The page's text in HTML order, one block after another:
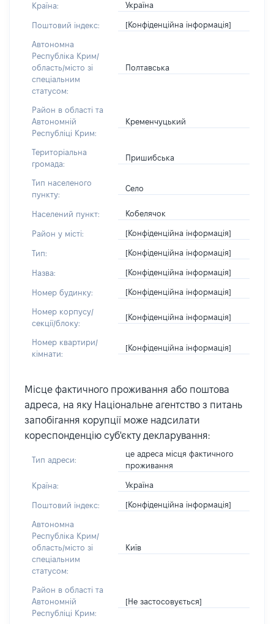
Країна: Україна
Поштовий індекс: [Конфіденційна інформація]
Автономна
Республіка Крим/
область/місто зі
спеціальним
статусом:
Полтавська
Район в області та
Автономній
Республіці Крим:
Кременчуцький
Територіальна
громада:
Пришибська
Тип населеного
пункту:
Село
Населений пункт: Кобелячок
Район у місті: [Конфіденційна інформація]
Тип: [Конфіденційна інформація]
Назва: [Конфіденційна інформація]
Номер будинку: [Конфіденційна інформація]
Номер корпусу/
секції/блоку:
[Конфіденційна інформація]
Номер квартири/
кімнати:
[Конфіденційна інформація]
Місце фактичного проживання або поштова
адреса, на яку Національне агентство з питань
запобігання корупції може надсилати
кореспонденцію суб'єкту декларування:
Тип адреси:
це адреса місця фактичного
проживання
Країна: Україна
Поштовий індекс: [Конфіденційна інформація]
Автономна
Республіка Крим/
область/місто зі
спеціальним
статусом:
Київ
Район в області та
Автономній
Республіці Крим:
[Не застосовується]